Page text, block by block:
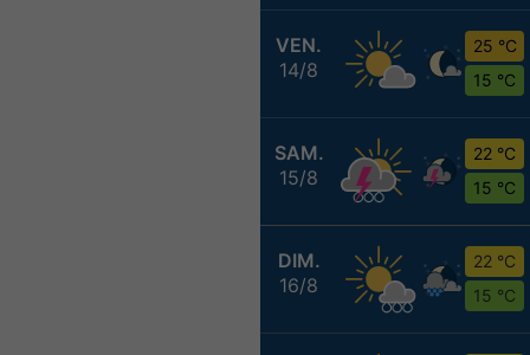
VEN.
14/8
25 °C
15 °C
SAM.
15/8
22 °C
15 °C
DIM.
16/8
22 °C
15 °C